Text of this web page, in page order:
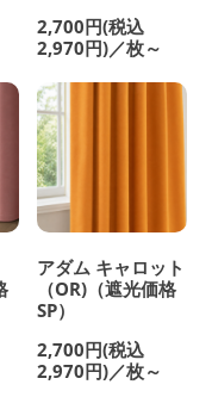
2,700円(税込
2,970円)／枚～
アダム キャロット
（OR)（遮光価格
SP）
2,700円(税込
2,970円)／枚～